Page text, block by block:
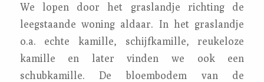
We lopen door het graslandje richting de
leegstaande woning aldaar. In het graslandje
o.a. echte kamille, schijfkamille, reukeloze
kamille en later vinden we ook een
schubkamille. De bloembodem van de